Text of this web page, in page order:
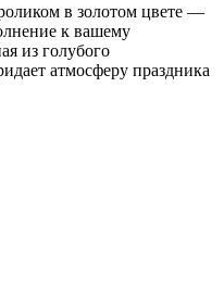
в золотом цвете —
к вашему
из голубого
атмосферу праздника